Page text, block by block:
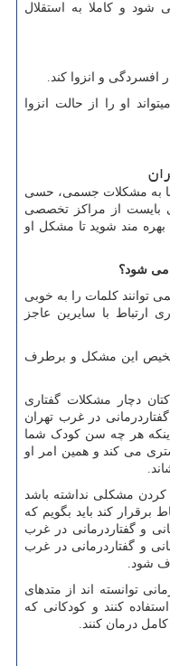
و کاملا به استقلال
و انزوا کند.
او را از حالت انزوا
به مشکلات جسمی، حسی
بایست از مراکز تخصصی
بهره مند شوید تا مشکل او
می شود؟
توانند کلمات را به خوبی
ارتباط با سایرین عاجز
تشخیص این مشکل و برطرف
دچار مشکلات گفتاری
در غرب تهران
هر چه سن کودک شما
می کند و همین امر او
کردن مشکلی نداشته باشد
برقرار کند باید بگویم که
و گفتاردرمانی در غرب
و گفتاردرمانی در غرب
شود.
توانسته‌ اند از متدهای
کنند و کودکانی که
درمان کنند.